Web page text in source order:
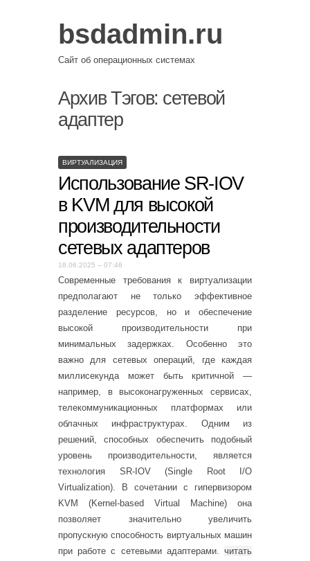
bsdadmin.ru
Сайт об операционных системах
Архив Тэгов: сетевой
адаптер
ВИРТУАЛИЗАЦИЯ
Использование SR-IOV
в KVM для высокой
производительности
сетевых адаптеров
18.06.2025 – 07:46
Современные требования к виртуализации
предполагают не только эффективное
разделение ресурсов, но и обеспечение
высокой производительности при
минимальных задержках. Особенно это
важно для сетевых операций, где каждая
миллисекунда может быть критичной —
например, в высоконагруженных сервисах,
телекоммуникационных платформах или
облачных инфраструктурах. Одним из
решений, способных обеспечить подобный
уровень производительности, является
технология SR-IOV (Single Root I/O
Virtualization). В сочетании с гипервизором
KVM (Kernel-based Virtual Machine) она
позволяет значительно увеличить
пропускную способность виртуальных машин
при работе с сетевыми адаптерами. читать